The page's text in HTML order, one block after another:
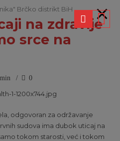
na zdravlje
srce na
0
odgovoran za održavanje
sudova ima dubok uticaj na
tokom starosti, već i tokom